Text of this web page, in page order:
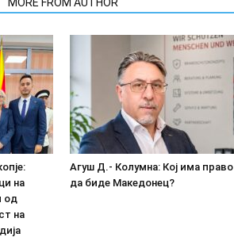
на
од
на
Агуш Д.- Колумна: Кој има право
да биде Македонец?